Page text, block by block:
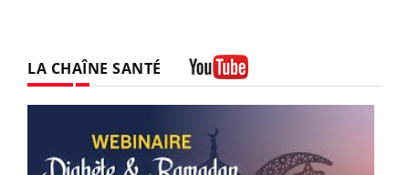
LA CHAÎNE SANTÉ